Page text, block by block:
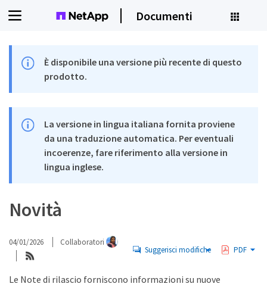
Documenti
È disponibile una versione più recente di questo
prodotto.
La versione in lingua italiana fornita proviene
da una traduzione automatica. Per eventuali
incoerenze, fare riferimento alla versione in
lingua inglese.
Novità
04/01/2026 Collaboratori
Suggerisci modifiche PDF
Le Note di rilascio forniscono informazioni su nuove